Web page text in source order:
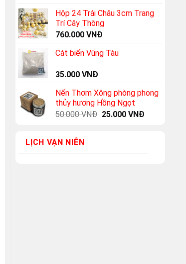
was:
50.000 VNĐ.
is:
Hộp 24 Trái Châu 3cm Trang
Trí Cây Thông
760.000 VNĐ
Cát biển Vũng Tàu
35.000 VNĐ
Nến Thơm Xông phòng phong
thủy hương Hồng Ngọt
50.000VNĐ Original
25.000 VNĐCurrent
LỊCH VẠN NIÊN